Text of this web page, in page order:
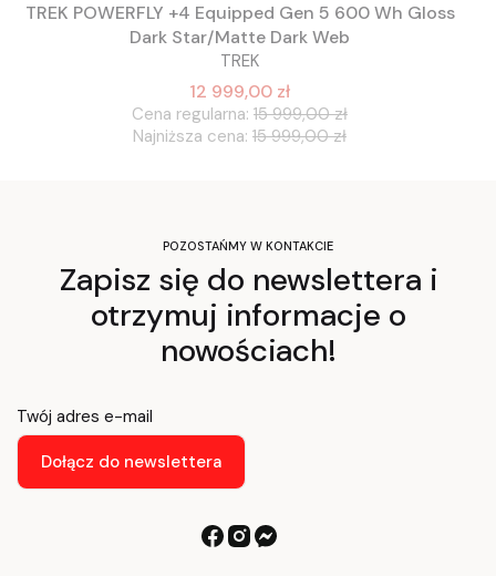
TREK POWERFLY +4 Equipped Gen 5 600 Wh Gloss
Dark Star/Matte Dark Web
TREK
12 999,00 zł
Cena regularna: 15 999,00 zł
Najniższa cena: 15 999,00 zł
POZOSTAŃMY W KONTAKCIE
Zapisz się do newslettera i
otrzymuj informacje o
nowościach!
Twój adres e-mail
Dołącz do newslettera